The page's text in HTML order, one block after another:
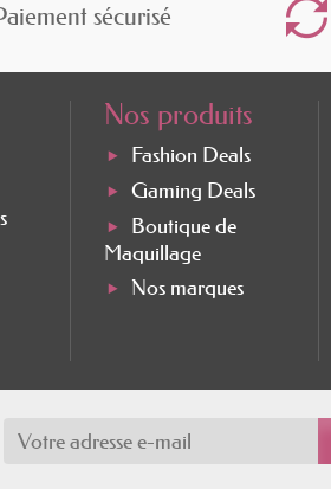
sécurisé
Nos produits
Fashion Deals
Gaming Deals
Boutique de
Maquillage
Nos marques